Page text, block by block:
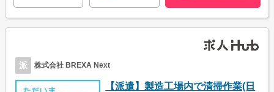
派 株式会社 BREXA Next
【派遣】製造工場内で清掃作業(日